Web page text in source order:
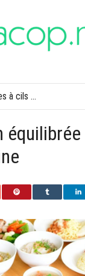
Top 5 des masques à cils ou mascara pour un œil aveugle
équilibrée